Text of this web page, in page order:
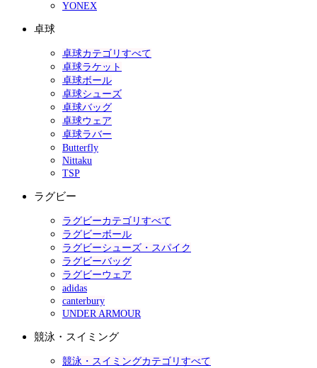
YONEX
卓球
卓球カテゴリすべて
卓球ラケット
卓球ボール
卓球シューズ
卓球バッグ
卓球ウェア
卓球ラバー
Butterfly
Nittaku
TSP
ラグビー
ラグビーカテゴリすべて
ラグビーボール
ラグビーシューズ・スパイク
ラグビーバッグ
ラグビーウェア
adidas
canterbury
UNDER ARMOUR
競泳・スイミング
競泳・スイミングカテゴリすべて